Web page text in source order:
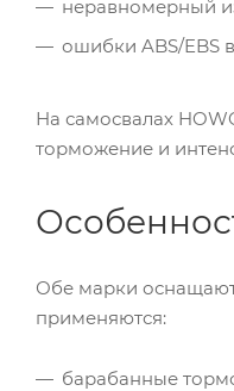
неравномерный
ошибки ABS/EBS
На самосвалах
торможение и
Обе марки
применяются:
барабанные